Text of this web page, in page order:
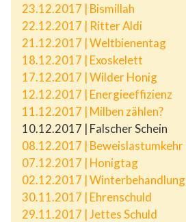
23.12.2017 | Bismillah
22.12.2017 | Ritter Aldi
21.12.2017 | Weltbienentag
18.12.2017 | Exoskelett
17.12.2017 | Wilder Honig
12.12.2017 | Energieeffizienz
11.12.2017 | Milben zählen?
10.12.2017 | Falscher Schein
08.12.2017 | Beweislastumkehr
07.12.2017 | Honigtag
02.12.2017 | Winterbehandlung
30.11.2017 | Ehrenschuld
29.11.2017 | Jettes Schuld